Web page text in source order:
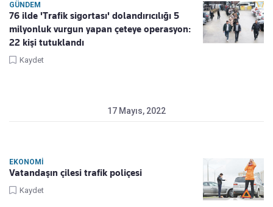
GÜNDEM
76 ilde 'Trafik sigortası' dolandırıcılığı 5
milyonluk vurgun yapan çeteye operasyon:
22 kişi tutuklandı
Kaydet
17 Mayıs, 2022
EKONOMI
Vatandaşın çilesi trafik poliçesi
Kaydet